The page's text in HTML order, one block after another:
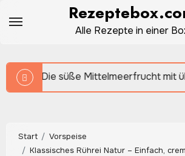
Inhalt
Alle Rezepte in einer
mit überraschendem
Start
Vorspeise
Klassisches Rührei Natur – Einfach,